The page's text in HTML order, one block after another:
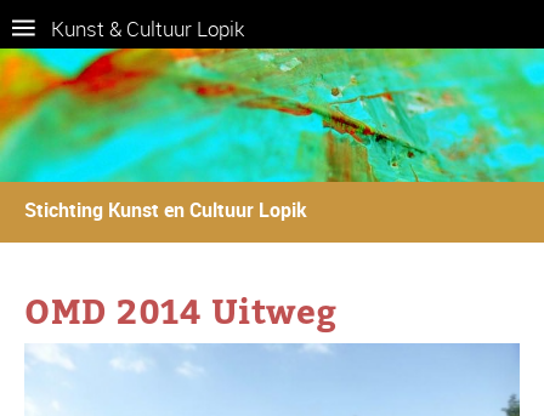
Kunst & Cultuur Lopik
Stichting Kunst en Cultuur Lopik
OMD 2014 Uitweg